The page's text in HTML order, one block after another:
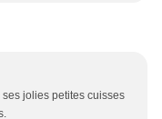
jolies petites cuisses